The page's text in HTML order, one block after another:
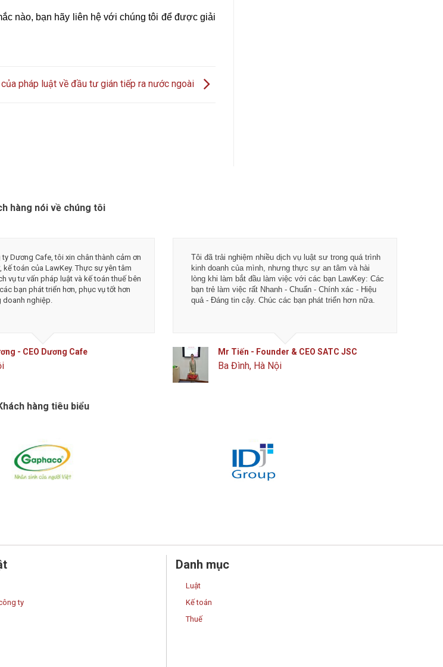
nào, bạn hãy liên hệ với chúng tôi để được giải
pháp luật về đầu tư gián tiếp ra nước ngoài
hàng nói về chúng tôi
ty Dương Cafe, tôi xin chân thành cảm ơn
kế toán của LawKey. Thực sự yên tâm
vụ tư vấn pháp luật và kế toán thuế bên
bạn phát triển hơn, phục vụ tốt hơn
doanh nghiệp.
- CEO Dương Cafe
Tôi đã trải nghiệm nhiều dịch vụ luật sư trong quá trình
kinh doanh của mình, nhưng thực sự an tâm và hài
lòng khi làm bắt đầu làm việc với các bạn LawKey: Các
bạn trẻ làm việc rất Nhanh - Chuẩn - Chính xác - Hiệu
quả - Đáng tin cậy. Chúc các bạn phát triển hơn nữa.
Mr Tiến - Founder & CEO SATC JSC
Ba Đình, Hà Nội
hàng tiêu biểu
ty
Danh mục
Luật
Kế toán
Thuế